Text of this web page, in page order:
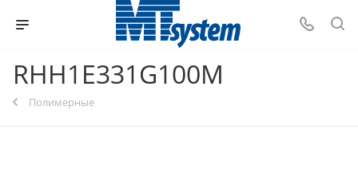
RHH1E331G100M
Полимерные